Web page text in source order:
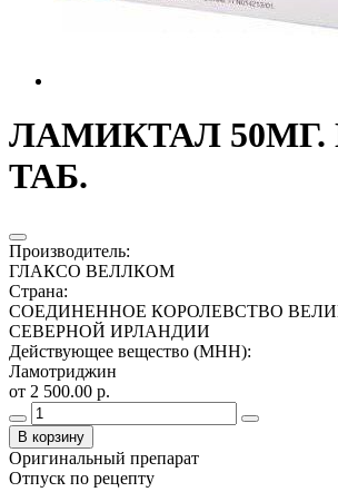
ЛАМИКТАЛ 50МГ.
ТАБ.
Производитель:
ГЛАКСО ВЕЛЛКОМ
Страна:
СОЕДИНЕННОЕ КОРОЛЕВСТВО
СЕВЕРНОЙ ИРЛАНДИИ
Действующее вещество (МНН):
Ламотриджин
от 2 500.00 р.
В корзину
Оригинальный препарат
Отпуск по рецепту